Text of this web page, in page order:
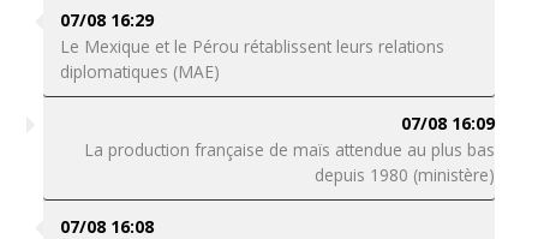
07/08 16:29
Le Mexique et le Pérou rétablissent leurs relations
diplomatiques (MAE)
07/08 16:09
La production française de maïs attendue au plus bas
depuis 1980 (ministère)
07/08 16:08